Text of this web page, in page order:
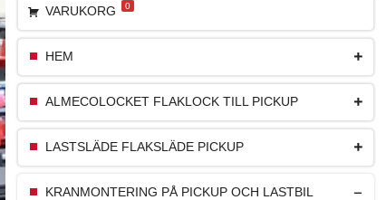
VARUKORG 0
HEM
ALMECOLOCKET FLAKLOCK TILL PICKUP
LASTSLÄDE FLAKSLÄDE PICKUP
KRANMONTERING PÅ PICKUP OCH LASTBIL